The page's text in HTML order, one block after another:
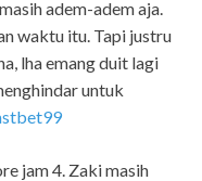
adem-adem aja.
waktu itu. Tapi justru
lha emang duit lagi
untuk
jam 4. Zaki masih